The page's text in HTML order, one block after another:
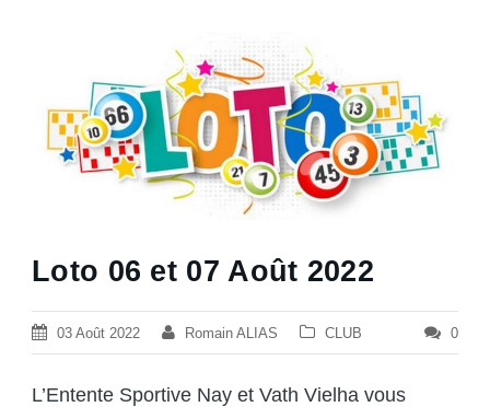
Loto 06 et 07 Août 2022
03 Août 2022 Romain ALIAS CLUB 0
L’Entente Sportive Nay et Vath Vielha vous